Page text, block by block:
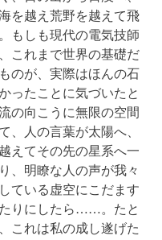
を越え荒野を越えて飛
もしも現代の電気技師
これまで世界の基礎だ
のが、実際はほんの石
ったことに気づいたと
の向こうに無限の空間
、人の言葉が太陽へ、
えてその先の星系へ一
、明瞭な人の声が我々
ている虚空にこだます
りにしたら……。たと
これは私の成し遂げた